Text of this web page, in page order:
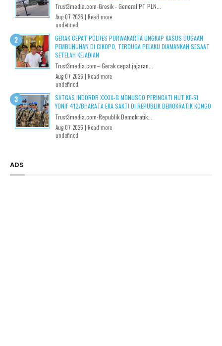
Trust3media.com-Gresik - General PT PLN...
Aug 07 2026 | Read more
undefined
GERAK CEPAT POLRES PURWAKARTA UNGKAP KASUS DUGAAN
PEMBUNUHAN DI CIKOPO, TERDUGA PELAKU DIAMANKAN SESAAT
SETELAH KEJADIAN
Trust3media.com– Gerak cepat jajaran...
Aug 07 2026 | Read more
undefined
SATGAS INDORDB XXXIX-G MONUSCO PERINGATI HUT KE-61
YONIF 412/BHARATA EKA SAKTI DI REPUBLIK DEMOKRATIK KONGO
Trust3media.com-Republik Demokratik...
Aug 07 2026 | Read more
undefined
ADS